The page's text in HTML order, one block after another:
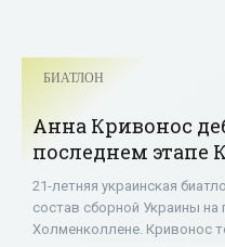
БИАТЛОН
Анна Кривонос
последнем этапе
биатлону -
21-летняя украинская
состав сборной Украины на
Холменколлене. Кривонос